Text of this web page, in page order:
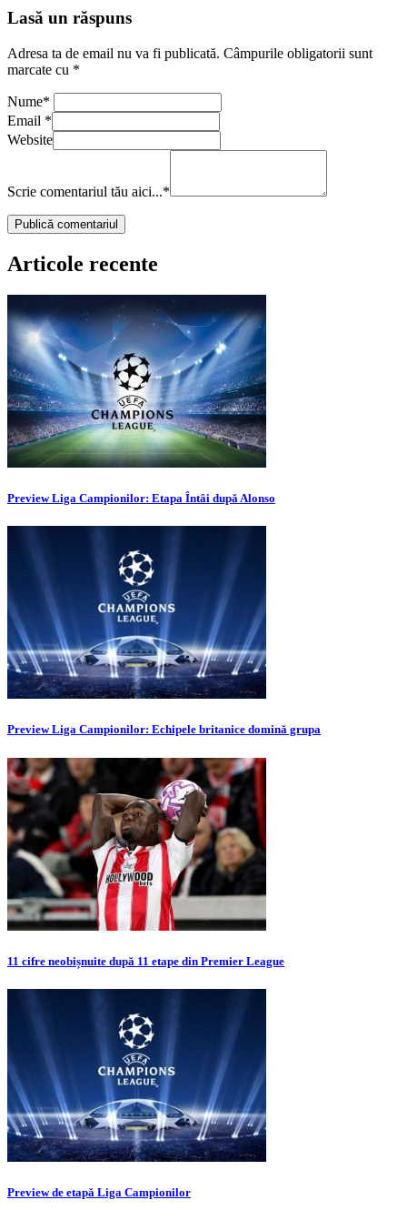
Lasă un răspuns
Adresa ta de email nu va fi publicată. Câmpurile obligatorii sunt
marcate cu *
Nume*
Email *
Website
Scrie comentariul tău aici...*
Articole recente
Preview Liga Campionilor: Etapa Întâi după Alonso
Preview Liga Campionilor: Echipele britanice domină grupa
11 cifre neobișnuite după 11 etape din Premier League
Preview de etapă Liga Campionilor